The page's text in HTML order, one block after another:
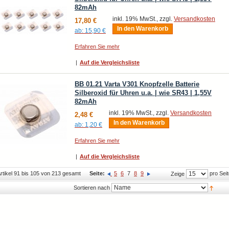
82mAh
17,80 €
ab: 15,90 €
inkl. 19% MwSt., zzgl. Versandkosten
In den Warenkorb
Erfahren Sie mehr
| Auf die Vergleichsliste
BB 01.21 Varta V301 Knopfzelle Batterie
Silberoxid für Uhren u.a. | wie SR43 | 1,55V
82mAh
2,48 €
ab: 1,20 €
inkl. 19% MwSt., zzgl. Versandkosten
In den Warenkorb
Erfahren Sie mehr
| Auf die Vergleichsliste
91 bis 105 von 213 gesamt Zeige pro
Seite: 5 6 7 8 9
Sortieren nach